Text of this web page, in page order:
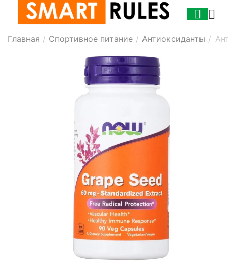
Главная / Спортивное питание / Антиоксиданты /